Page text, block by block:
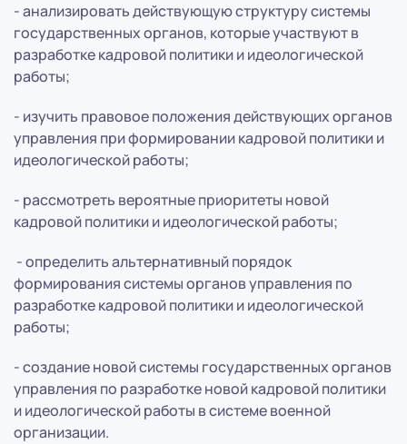
- анализировать действующую структуру системы
государственных органов, которые участвуют в
разработке кадровой политики и идеологической
работы;
- изучить правовое положения действующих органов
управления при формировании кадровой политики и
идеологической работы;
- рассмотреть вероятные приоритеты новой
кадровой политики и идеологической работы;
- определить альтернативный порядок
формирования системы органов управления по
разработке кадровой политики и идеологической
работы;
- создание новой системы государственных органов
управления по разработке новой кадровой политики
и идеологической работы в системе военной
организации.